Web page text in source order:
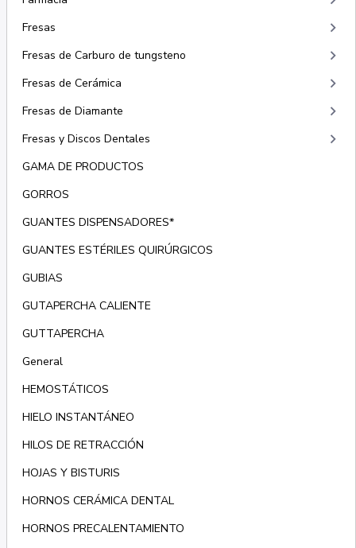
Fresas keyboard_arrow_right
Fresas de Carburo de tungsteno keyboard_arrow_right
Fresas de Cerámica keyboard_arrow_right
Fresas de Diamante keyboard_arrow_right
Fresas y Discos Dentales keyboard_arrow_right
GAMA DE PRODUCTOS
GORROS
GUANTES DISPENSADORES*
GUANTES ESTÉRILES QUIRÚRGICOS
GUBIAS
GUTAPERCHA CALIENTE
GUTTAPERCHA
General
HEMOSTÁTICOS
HIELO INSTANTÁNEO
HILOS DE RETRACCIÓN
HOJAS Y BISTURIS
HORNOS CERÁMICA DENTAL
HORNOS PRECALENTAMIENTO